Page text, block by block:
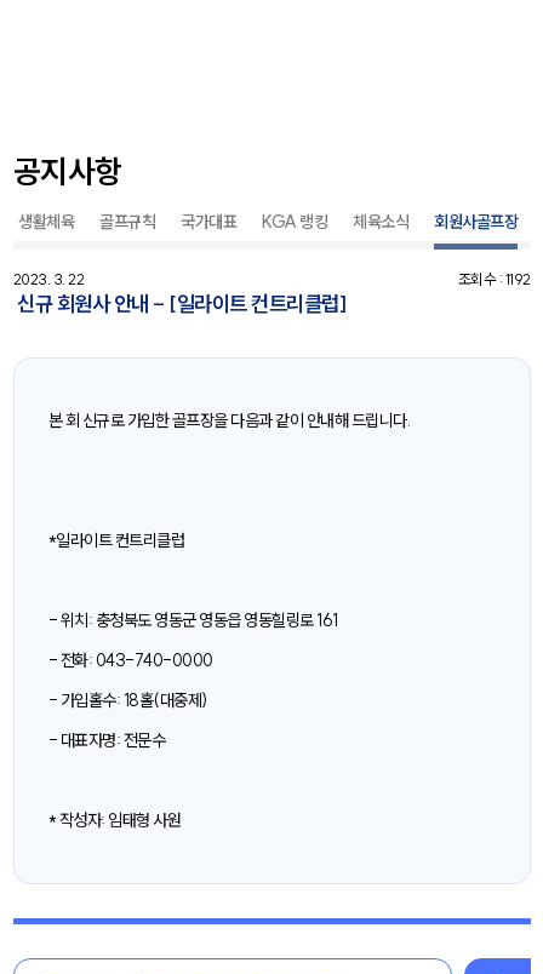
공지사항
생활체육 골프규칙 국가대표 KGA 랭킹 체육소식 회원사골프장
2023. 3. 22 조회수 : 1192
신규 회원사 안내 - [일라이트 컨트리클럽]
본 회 신규로 가입한 골프장을 다음과 같이 안내해 드립니다.
*일라이트 컨트리클럽
- 위치: 충청북도 영동군 영동읍 영동힐링로 161
- 전화: 043-740-0000
- 가입홀수: 18홀(대중제)
- 대표자명: 전문수
* 작성자: 임태형 사원